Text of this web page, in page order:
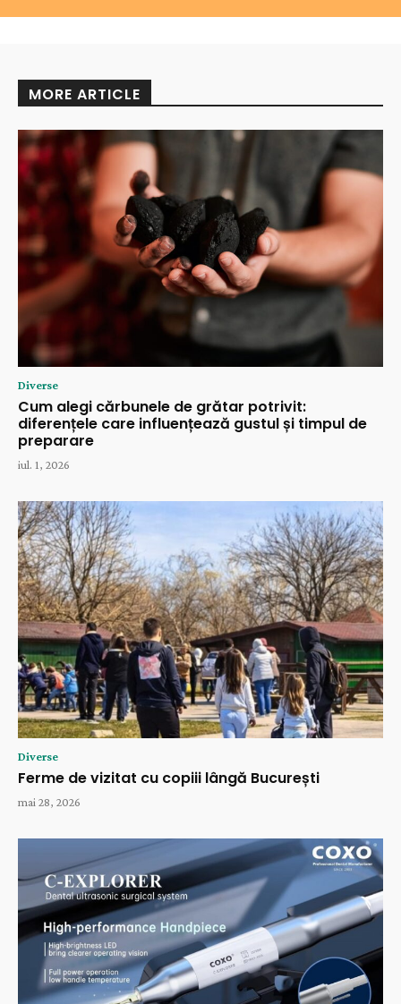
MORE ARTICLE
Diverse
Cum alegi cărbunele de grătar potrivit:
diferențele care influențează gustul și timpul de
preparare
iul. 1, 2026
Diverse
Ferme de vizitat cu copiii lângă București
mai 28, 2026